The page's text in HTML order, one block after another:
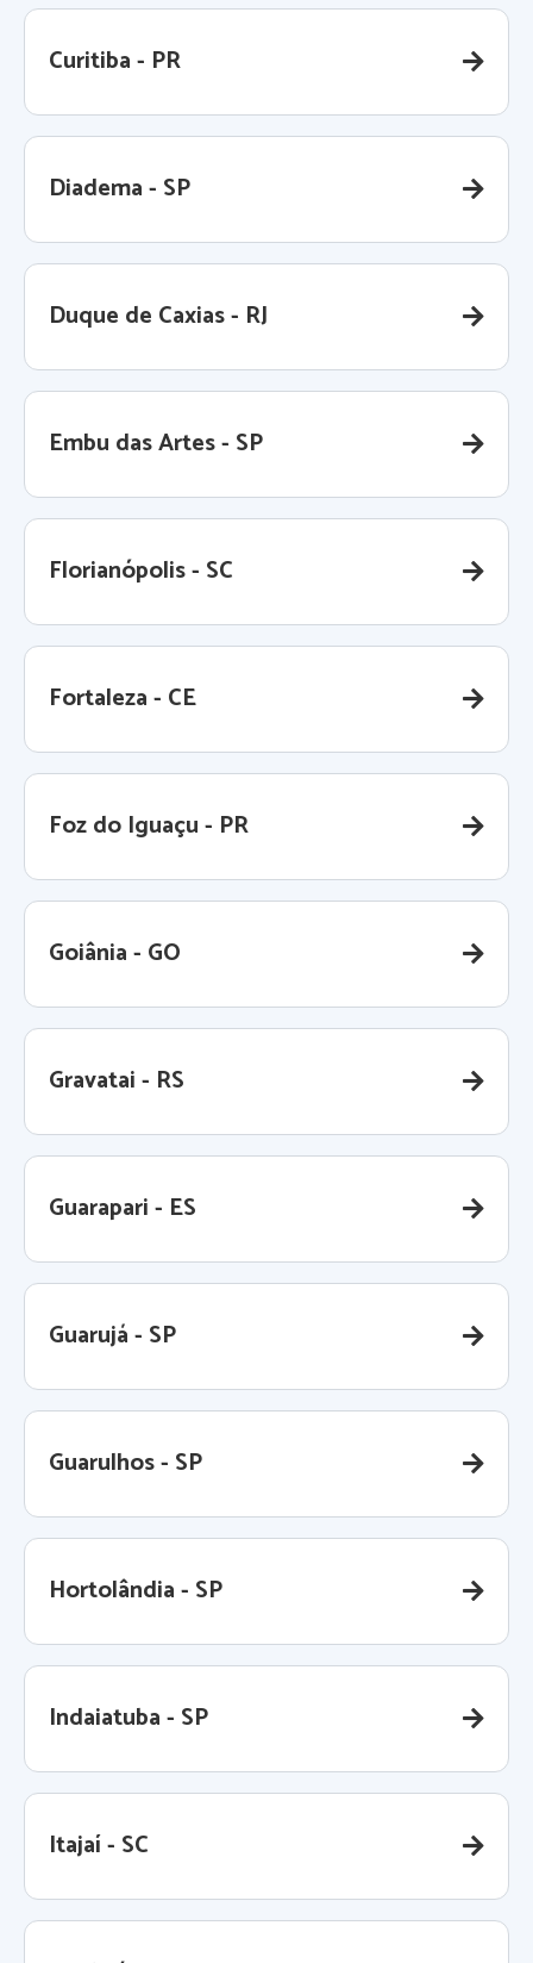
Curitiba - PR
Diadema - SP
Duque de Caxias - RJ
Embu das Artes - SP
Florianópolis - SC
Fortaleza - CE
Foz do Iguaçu - PR
Goiânia - GO
Gravatai - RS
Guarapari - ES
Guarujá - SP
Guarulhos - SP
Hortolândia - SP
Indaiatuba - SP
Itajaí - SC